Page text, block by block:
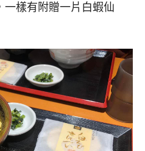
樣有附贈一片白蝦仙